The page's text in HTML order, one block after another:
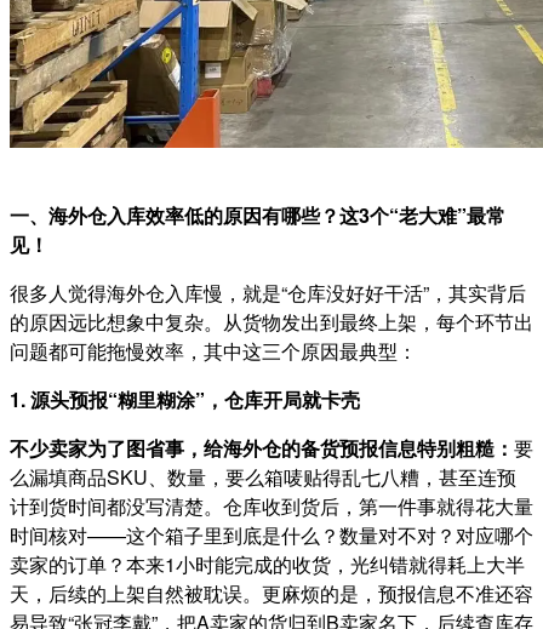
一、海外仓入库效率低的原因有哪些？这3个“老大难”最常
见！
很多人觉得海外仓入库慢，就是“仓库没好好干活”，其实背后
的原因远比想象中复杂。从货物发出到最终上架，每个环节出
问题都可能拖慢效率，其中这三个原因最典型：
1. 源头预报“糊里糊涂”，仓库开局就卡壳
不少卖家为了图省事，给海外仓的备货预报信息特别粗糙： 要
么漏填商品SKU、数量，要么箱唛贴得乱七八糟，甚至连预
计到货时间都没写清楚。仓库收到货后，第一件事就得花大量
时间核对——这个箱子里到底是什么？数量对不对？对应哪个
卖家的订单？本来1小时能完成的收货，光纠错就得耗上大半
天，后续的上架自然被耽误。更麻烦的是，预报信息不准还容
易导致“张冠李戴”，把A卖家的货归到B卖家名下，后续查库存